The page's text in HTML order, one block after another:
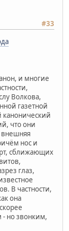
#33
и многие
Волкова,
газетной
канонический
что они
внешняя
нос и
сближающих
глаз,
В частности,
она
но звонким,